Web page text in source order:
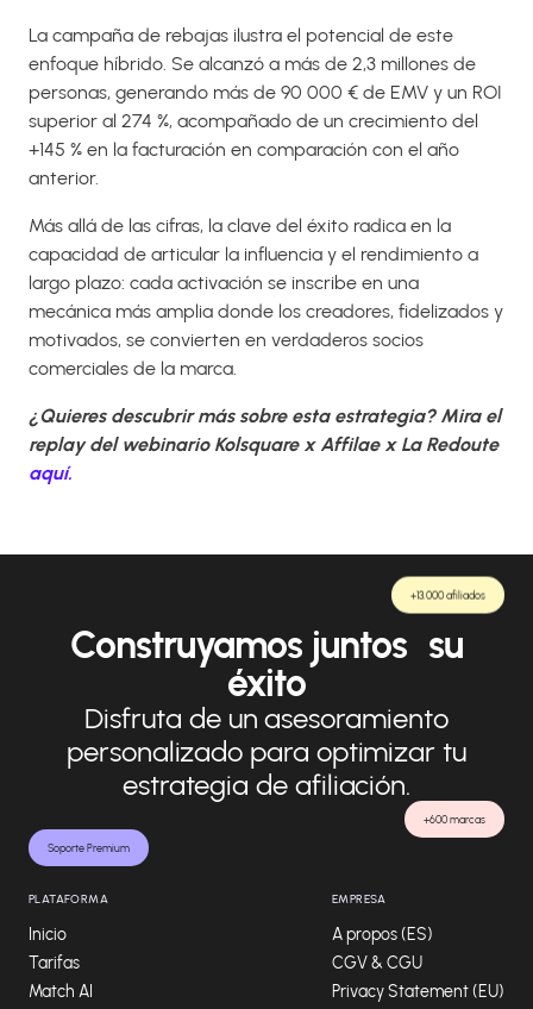
La campaña de rebajas ilustra el potencial de este
enfoque híbrido. Se alcanzó a más de 2,3 millones de
personas, generando más de 90 000 € de EMV y un ROI
superior al 274 %, acompañado de un crecimiento del
+145 % en la facturación en comparación con el año
anterior.
Más allá de las cifras, la clave del éxito radica en la
capacidad de articular la influencia y el rendimiento a
largo plazo: cada activación se inscribe en una
mecánica más amplia donde los creadores, fidelizados y
motivados, se convierten en verdaderos socios
comerciales de la marca.
¿Quieres descubrir más sobre esta estrategia? Mira el
replay del webinario Kolsquare x Affilae x La Redoute
aquí.
Soporte Premium
+600 marcas
+13.000 afiliados
Construyamos juntos su
éxito
Disfruta de un asesoramiento
personalizado para optimizar tu
estrategia de afiliación.
PLATAFORMA
Inicio
Tarifas
Match AI
EMPRESA
A propos (ES)
CGV & CGU
Privacy Statement (EU)